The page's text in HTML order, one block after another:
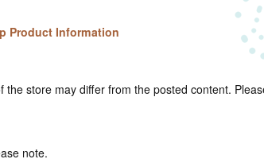
Product Information
store may differ from the posted content.
note.